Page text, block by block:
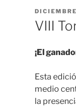
PUBLICADO
EL
VIII
¡El
Esta
medio
la